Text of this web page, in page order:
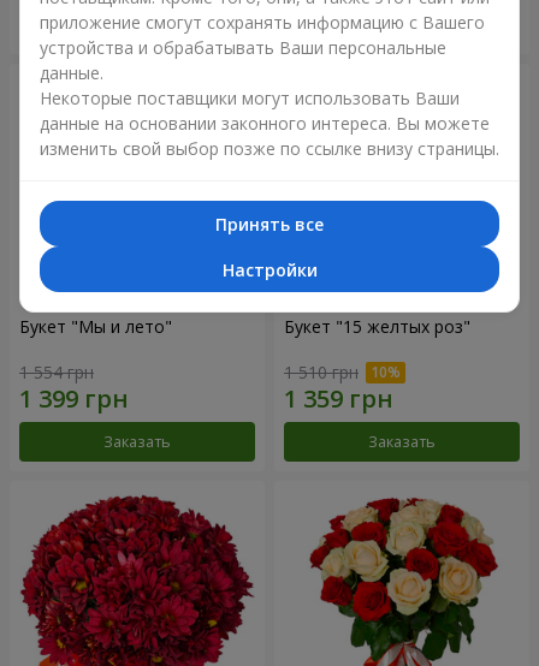
Заказать Заказать
Букет "Мы и лето"
1 554 грн
Заказать
Букет "15 желтых роз"
1 510 грн
Заказать
приложение смогут сохранять информацию с Вашего
устройства и обрабатывать Ваши персональные
данные.
Некоторые поставщики могут использовать Ваши
данные на основании законного интереса. Вы можете
изменить свой выбор позже по ссылке внизу страницы.
Принять все
Настройки